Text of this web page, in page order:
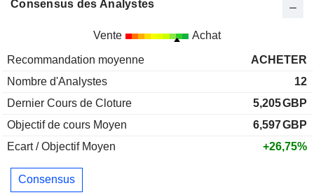
Consensus des Analystes
Vente Achat
Recommandation moyenne
ACHETER
Nombre d'Analystes
12
Dernier Cours de Cloture
5,205GBP
Objectif de cours Moyen
6,597GBP
Ecart / Objectif Moyen
+26,75%
Consensus